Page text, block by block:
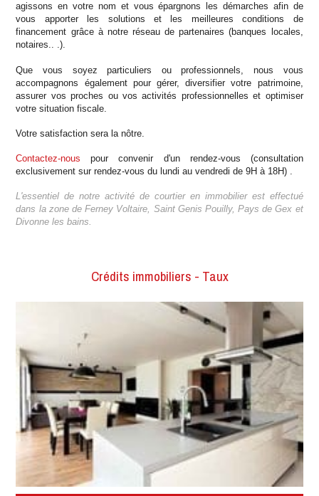
agissons en votre nom et vous épargnons les démarches afin de
vous apporter les solutions et les meilleures conditions de
financement grâce à notre réseau de partenaires (banques locales,
notaires.. .).
Que vous soyez particuliers ou professionnels, nous vous
accompagnons également pour gérer, diversifier votre patrimoine,
assurer vos proches ou vos activités professionnelles et optimiser
votre situation fiscale.
Votre satisfaction sera la nôtre.
Contactez-nous pour convenir d'un rendez-vous (consultation
exclusivement sur rendez-vous du lundi au vendredi de 9H à 18H) .
L'essentiel de notre activité de courtier en immobilier est effectué
dans la zone de Ferney Voltaire, Saint Genis Pouilly, Pays de Gex et
Divonne les bains.
Crédits immobiliers - Taux